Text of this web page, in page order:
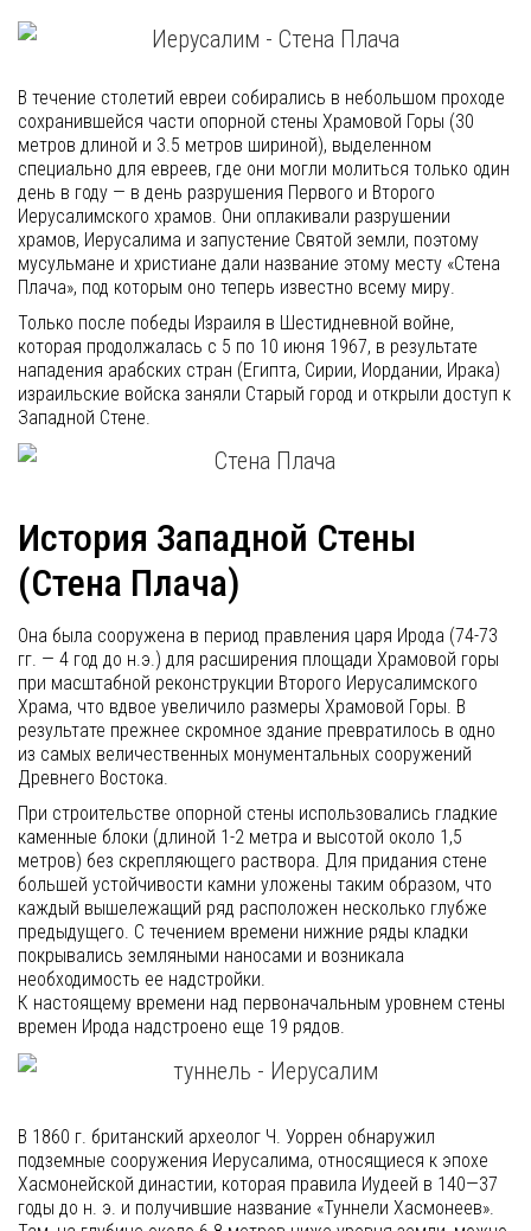
В течение столетий евреи собирались в небольшом проходе
сохранившейся части опорной стены Храмовой Горы (30
метров длиной и 3.5 метров шириной), выделенном
специально для евреев, где они могли молиться только один
день в году — в день разрушения Первого и Второго
Иерусалимского храмов. Они оплакивали разрушении
храмов, Иерусалима и запустение Святой земли, поэтому
мусульмане и христиане дали название этому месту «Стена
Плача», под которым оно теперь известно всему миру.
Только после победы Израиля в Шестидневной войне,
которая продолжалась с 5 по 10 июня 1967, в результате
нападения арабских стран (Египта, Сирии, Иордании, Ирака)
израильские войска заняли Старый город и открыли доступ к
Западной Стене.
История Западной Стены
(Стена Плача)
Она была сооружена в период правления царя Ирода (74-73
гг. — 4 год до н.э.) для расширения площади Храмовой горы
при масштабной реконструкции Второго Иерусалимского
Храма, что вдвое увеличило размеры Храмовой Горы. В
результате прежнее скромное здание превратилось в одно
из самых величественных монументальных сооружений
Древнего Востока.
При строительстве опорной стены использовались гладкие
каменные блоки (длиной 1-2 метра и высотой около 1,5
метров) без скрепляющего раствора. Для придания стене
большей устойчивости камни уложены таким образом, что
каждый вышележащий ряд расположен несколько глубже
предыдущего. С течением времени нижние ряды кладки
покрывались земляными наносами и возникала
необходимость ее надстройки.
К настоящему времени над первоначальным уровнем стены
времен Ирода надстроено еще 19 рядов.
В 1860 г. британский археолог Ч. Уоррен обнаружил
подземные сооружения Иерусалима, относящиеся к эпохе
Хасмонейской династии, которая правила Иудеей в 140—37
годы до н. э. и получившие название «Туннели Хасмонеев».